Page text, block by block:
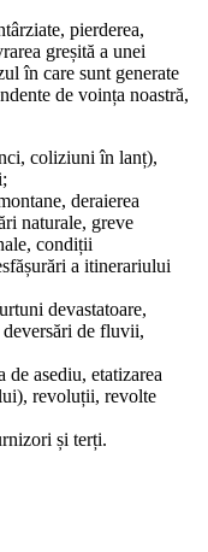
pierderea,
greșită a unei
în care sunt generate
de voința noastră,
coliziuni în lanț),
deraierea
naturale, greve
condiții
a itinerariului
devastatoare,
de fluvii,
de asediu, etatizarea
revoluții, revolte
și terți.